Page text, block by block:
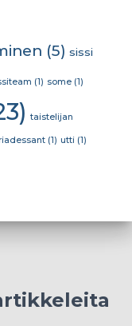
(5) sissi
(1) some (1)
taistelijan
(1) utti (1)